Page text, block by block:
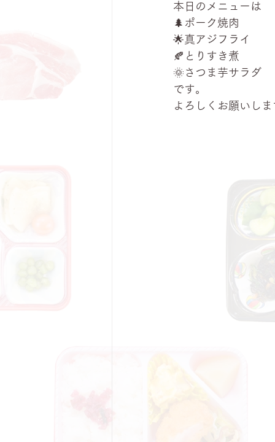
本日のメニューは
🌲ポーク焼肉
🌟真アジフライ
🍂とりすき煮
🌞さつま芋サラダ
です。
よろしくお願いし